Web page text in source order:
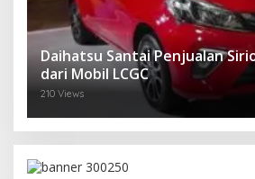
Daihatsu Santai Penjualan
dari Mobil LCGC
210 Views